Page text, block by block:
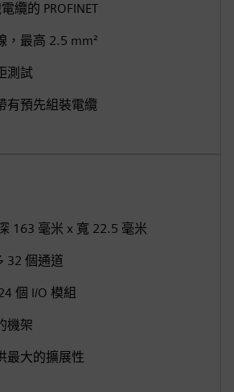
纜的 PROFINET
，最高 2.5 mm²
測試
有預先組裝電纜
163 毫米 x 寬 22.5 毫米
32 個通道
個 I/O 模組
機架
最大的擴展性